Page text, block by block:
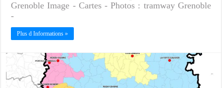
Grenoble Image - Cartes - Photos : tramway Grenoble
-
Plus d Informations »